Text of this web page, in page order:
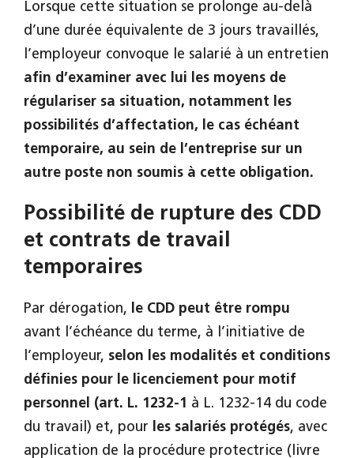
Lorsque cette situation se prolonge au-delà
d’une durée équivalente de 3 jours travaillés,
l’employeur convoque le salarié à un entretien
afin d’examiner avec lui les moyens de
régulariser sa situation, notamment les
possibilités d’affectation, le cas échéant
temporaire, au sein de l’entreprise sur un
autre poste non soumis à cette obligation.
Possibilité de rupture des CDD
et contrats de travail
temporaires
Par dérogation, le CDD peut être rompu
avant l’échéance du terme, à l’initiative de
l’employeur, selon les modalités et conditions
définies pour le licenciement pour motif
personnel (art. L. 1232-1 à L. 1232-14 du code
du travail) et, pour les salariés protégés, avec
application de la procédure protectrice (livre